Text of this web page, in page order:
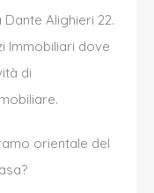
Alighieri 22.
Immobiliari dove
di
orientale del